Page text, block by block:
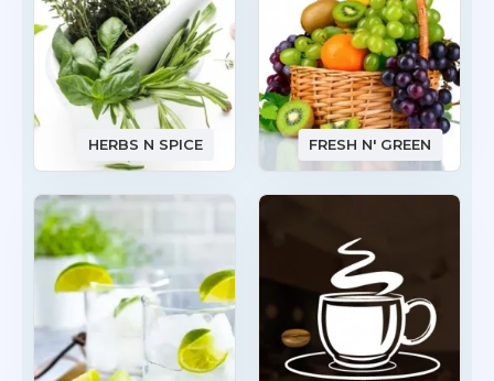
HERBS N SPICE FRESH N' GREEN